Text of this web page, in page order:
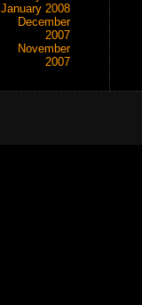
January 2008
December
2007
November
2007